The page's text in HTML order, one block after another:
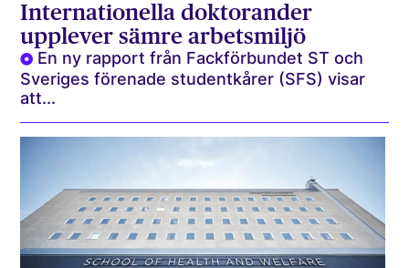
Internationella doktorander
upplever sämre arbetsmiljö
En ny rapport från Fackförbundet ST och
Sveriges förenade studentkårer (SFS) visar
att...